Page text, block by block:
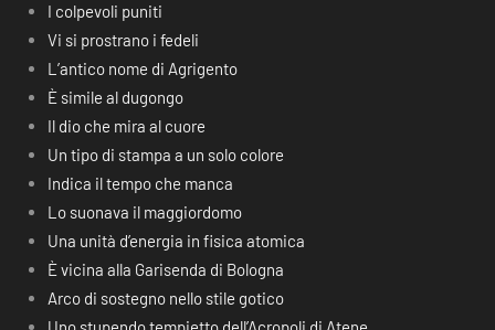
I colpevoli puniti
Vi si prostrano i fedeli
L’antico nome di Agrigento
È simile al dugongo
Il dio che mira al cuore
Un tipo di stampa a un solo colore
Indica il tempo che manca
Lo suonava il maggiordomo
Una unità d’energia in fisica atomica
È vicina alla Garisenda di Bologna
Arco di sostegno nello stile gotico